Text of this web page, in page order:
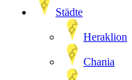
Städte
Heraklion
Chania